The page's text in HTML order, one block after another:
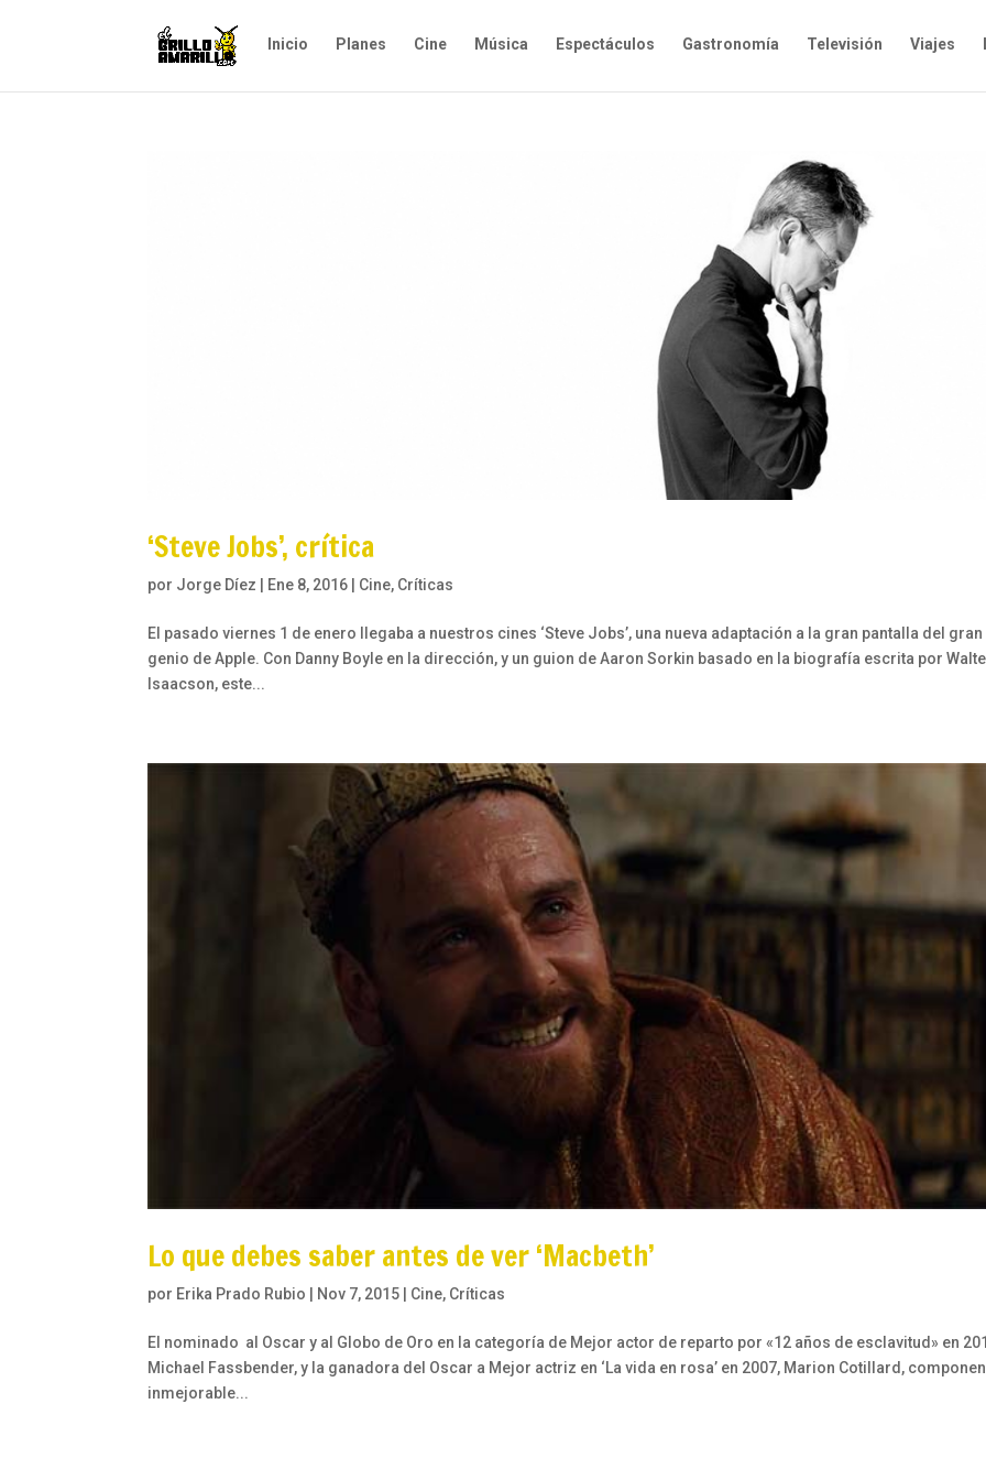
Inicio Planes Cine Música Espectáculos Gastronomía Televisión Viajes
‘Steve Jobs’, crítica
por Jorge Díez Ene 8, 2016 Cine, Críticas
El pasado viernes 1 de enero llegaba a nuestros cines ‘Steve Jobs’, una nueva adaptación a la gran pantalla del gran
genio de Apple. Con Danny Boyle en la dirección, y un guion de Aaron Sorkin basado en la biografía escrita por
Isaacson, este...
Lo que debes saber antes de ver ‘Macbeth’
por Erika Prado Rubio Nov 7, 2015 Cine, Críticas
El nominado al Oscar y al Globo de Oro en la categoría de Mejor actor de reparto por «12 años de esclavitud» en
Michael Fassbender, y la ganadora del Oscar a Mejor actriz en ‘La vida en rosa’ en 2007, Marion Cotillard,
inmejorable...